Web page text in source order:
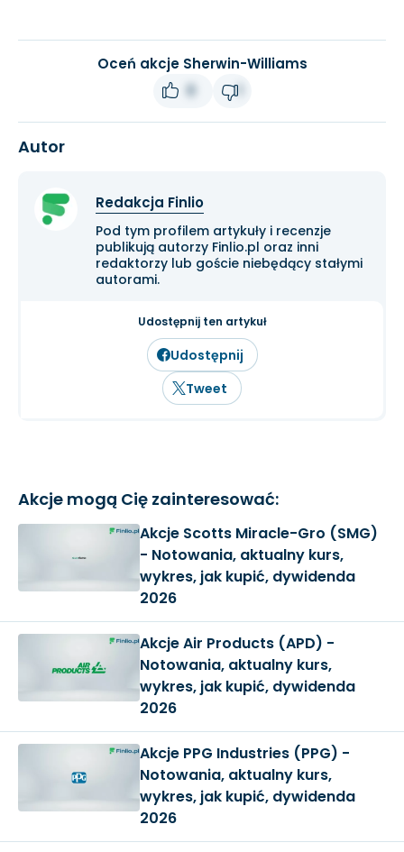
Oceń akcje Sherwin-Williams
1
Autor
Redakcja Finlio
Pod tym profilem artykuły i recenzje
publikują autorzy Finlio.pl oraz inni
redaktorzy lub goście niebędący stałymi
autorami.
Udostępnij ten artykuł
Udostępnij
Tweet
Akcje mogą Cię zainteresować:
Akcje Scotts Miracle-Gro (SMG)
- Notowania, aktualny kurs,
wykres, jak kupić, dywidenda
2026
Akcje Air Products (APD) -
Notowania, aktualny kurs,
wykres, jak kupić, dywidenda
2026
Akcje PPG Industries (PPG) -
Notowania, aktualny kurs,
wykres, jak kupić, dywidenda
2026